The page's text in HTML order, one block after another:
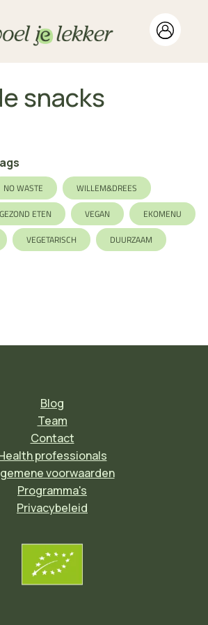
snacks
NO WASTE
WILLEM&DREES
GEZOND ETEN VEGAN
EKOMENU
VEGETARISCH DUURZAAM
Blog
Team
Contact
professionals
voorwaarden
Programma's
Privacybeleid